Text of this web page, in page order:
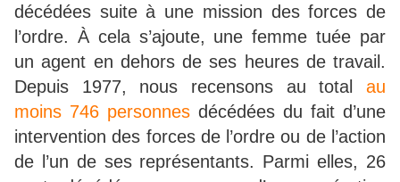
décédées suite à une mission des forces de
l’ordre. À cela s’ajoute, une femme tuée par
un agent en dehors de ses heures de travail.
Depuis 1977, nous recensons au total au
moins 746 personnes décédées du fait d’une
intervention des forces de l’ordre ou de l’action
de l’un de ses représentants. Parmi elles, 26